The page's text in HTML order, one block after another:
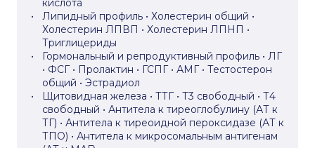
кислота
Липидный профиль • Холестерин общий •
Холестерин ЛПВП • Холестерин ЛПНП •
Триглицериды
Гормональный и репродуктивный профиль • ЛГ
• ФСГ • Пролактин • ГСПГ • АМГ • Тестостерон
общий • Эстрадиол
Щитовидная железа • ТТГ • Т3 свободный • Т4
свободный • Антитела к тиреоглобулину (АТ к
ТГ) • Антитела к тиреоидной пероксидазе (АТ к
ТПО) • Антитела к микросомальным антигенам